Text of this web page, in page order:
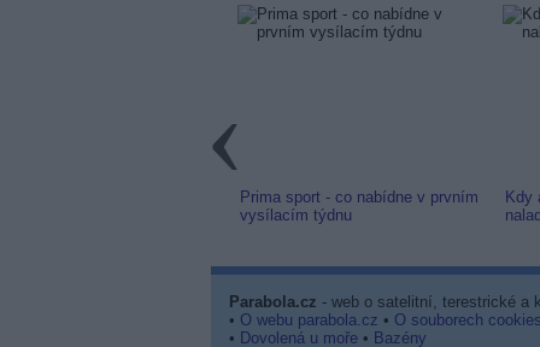
Prima sport - co nabídne v prvním
vysílacím týdnu
Kdy
Parabola.cz - web o satelitní, terestrické a
• O webu parabola.cz • O souborech cookies
• Dovolená u moře• Bazény